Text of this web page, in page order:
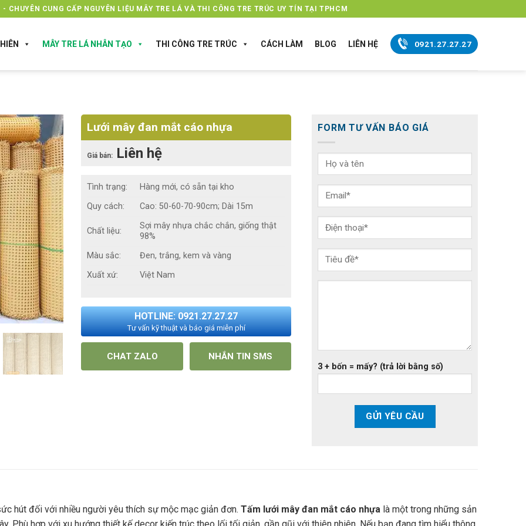
- CHUYÊN CUNG CẤP NGUYÊN LIỆU MÂY TRE LÁ VÀ THI CÔNG TRE TRÚC UY TÍN TẠI TPHCM
MÂY TRE LÁ NHÂN TẠO THI CÔNG TRE TRÚC CÁCH LÀM BLOG LIÊN HỆ 0921.27.27.27
Lưới mây đan mắt cáo nhựa
Giá bán: Liên hệ
Tình trạng:
Hàng mới, có sẵn tại kho
Quy cách:
Cao: 50-60-70-90cm; Dài 15m
Chất liệu:
Sợi mây nhựa chắc chắn, giống thật
98%
Màu sắc:
Đen, trắng, kem và vàng
Xuất xứ:
Việt Nam
HOTLINE: 0921.27.27.27
Tư vấn kỹ thuật và báo giá miễn phí
CHAT ZALO NHẮN TIN SMS
FORM TƯ VẤN BÁO GIÁ
3 + bốn = mấy? (trả lời bằng số)
hút đối với nhiều người yêu thích sự mộc mạc giản đơn. Tấm lưới mây đan mắt cáo nhựa là một trong những sản